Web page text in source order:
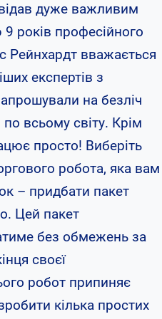
дуже важливим
років професійного
Рейнхардт вважається
експертів з
на безліч
всьому світу. Крім
просто! Виберіть
робота, яка вам
– придбати пакет
Цей пакет
без обмежень за
своєї
робот припиняє
кілька простих